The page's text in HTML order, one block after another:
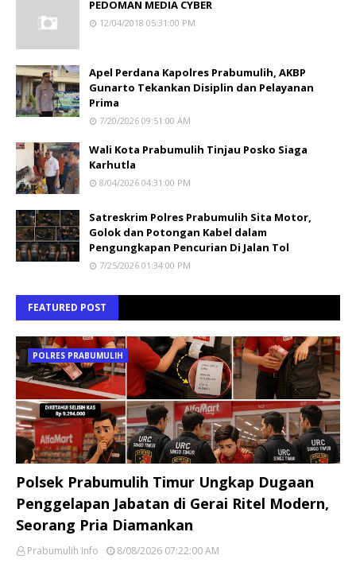
PEDOMAN MEDIA CYBER
12/04/2018 05:31:00 PM
Apel Perdana Kapolres Prabumulih, AKBP
Gunarto Tekankan Disiplin dan Pelayanan
Prima
7/20/2026 09:51:00 AM
Wali Kota Prabumulih Tinjau Posko Siaga
Karhutla
8/04/2026 04:31:00 PM
Satreskrim Polres Prabumulih Sita Motor,
Golok dan Potongan Kabel dalam
Pengungkapan Pencurian Di Jalan Tol
7/25/2026 01:34:00 PM
FEATURED POST
POLRES PRABUMULIH
Polsek Prabumulih Timur Ungkap Dugaan
Penggelapan Jabatan di Gerai Ritel Modern,
Seorang Pria Diamankan
Prabumulih Info
8/08/2026 07:22:00 AM